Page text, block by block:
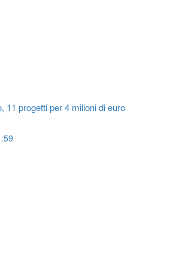
11 progetti per 4 milioni di euro